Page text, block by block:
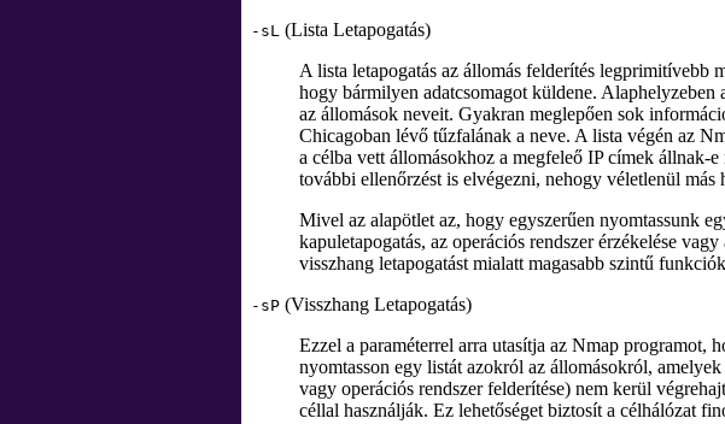
-sL (Lista Letapogatás)
A lista letapogatás az állomás felderítés legprimitívebb
hogy bármilyen adatcsomagot küldene.
az állomások neveit. Gyakran meglepően sok
Chicagoban lévő tűzfalának a neve. A lista végén az
a célba vett állomásokhoz a megfeleő IP címek állnak-
további ellenőrzést is elvégezni, nehogy véletlenül más
Mivel az alapötlet az, hogy egyszerűen nyomtassunk
kapuletapogatás, az operációs rendszer érzékelése
visszhang letapogatást mialatt magasabb szintű
-sP (Visszhang Letapogatás)
Ezzel a paraméterrel arra utasítja az Nmap programot,
nyomtasson egy listát azokról az állomásokról,
vagy operációs rendszer felderítése) nem kerül
céllal használják. Ez lehetőséget biztosít a célhálózat